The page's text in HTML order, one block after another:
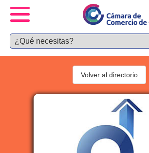
Volver al directorio